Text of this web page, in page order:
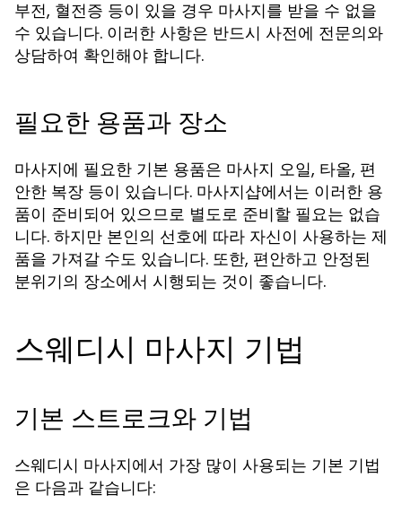
부전, 혈전증 등이 있을 경우 마사지를 받을 수 없을
수 있습니다. 이러한 사항은 반드시 사전에 전문의와
상담하여 확인해야 합니다.
필요한 용품과 장소
마사지에 필요한 기본 용품은 마사지 오일, 타올, 편
안한 복장 등이 있습니다. 마사지샵에서는 이러한 용
품이 준비되어 있으므로 별도로 준비할 필요는 없습
니다. 하지만 본인의 선호에 따라 자신이 사용하는 제
품을 가져갈 수도 있습니다. 또한, 편안하고 안정된
분위기의 장소에서 시행되는 것이 좋습니다.
스웨디시 마사지 기법
기본 스트로크와 기법
스웨디시 마사지에서 가장 많이 사용되는 기본 기법
은 다음과 같습니다: